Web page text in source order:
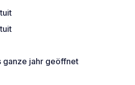
ganze jahr geöffnet